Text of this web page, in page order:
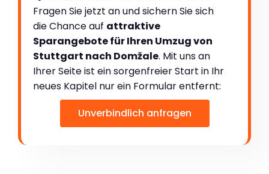
Fragen Sie jetzt an und sichern Sie sich
die Chance auf attraktive
Sparangebote für Ihren Umzug von
Stuttgart nach Domžale. Mit uns an
Ihrer Seite ist ein sorgenfreier Start in Ihr
neues Kapitel nur ein Formular entfernt:
Unverbindlich anfragen